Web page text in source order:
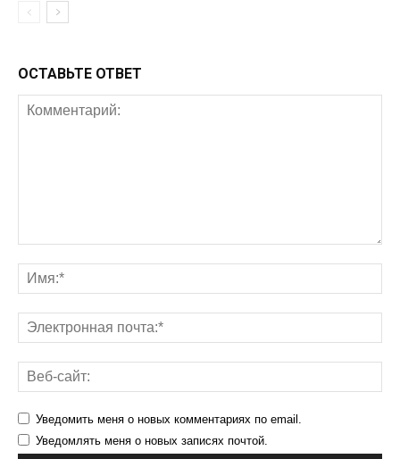
ОСТАВЬТЕ ОТВЕТ
Уведомить меня о новых комментариях по email.
Уведомлять меня о новых записях почтой.